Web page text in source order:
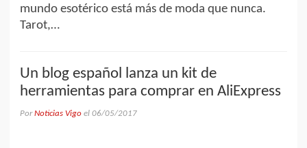
mundo esotérico está más de moda que nunca.
Tarot,…
Un blog español lanza un kit de
herramientas para comprar en AliExpress
PorNoticias Vigo el 06/05/2017